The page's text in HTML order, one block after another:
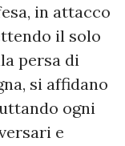
in attacco
il solo
persa di
si affidano
ogni
e